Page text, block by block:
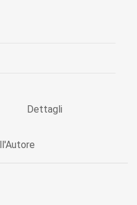
Dettagli